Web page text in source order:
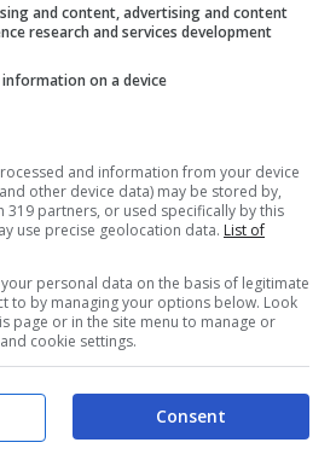
un altro
farsi scoprire
4 Agosto 2022
and content, advertising and content
research and services development
on a device
and information from your device
other device data) may be stored by,
319 partners, or used specifically by this
use precise geolocation data. List of
personal data on the basis of legitimate
to by managing your options below. Look
page or in the site menu to manage or
cookie settings.
Consent